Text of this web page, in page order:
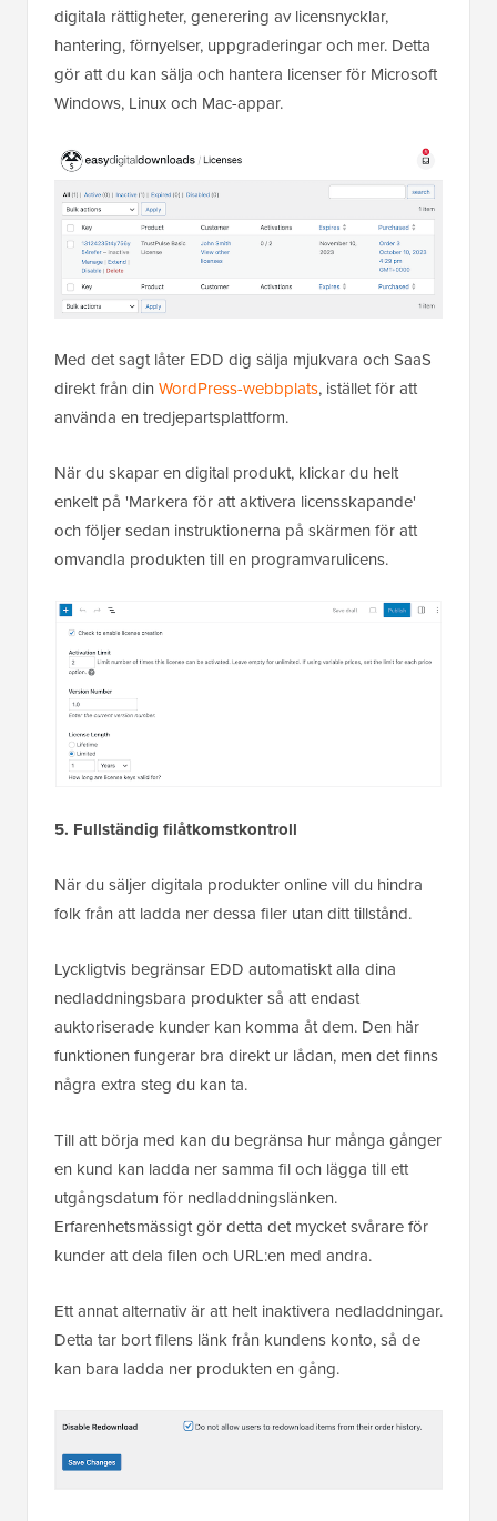
digitala rättigheter, generering av licensnycklar,
hantering, förnyelser, uppgraderingar och mer. Detta
gör att du kan sälja och hantera licenser för Microsoft
Windows, Linux och Mac-appar.
Med det sagt låter EDD dig sälja mjukvara och SaaS
direkt från din WordPress-webbplats, istället för att
använda en tredjepartsplattform.
När du skapar en digital produkt, klickar du helt
enkelt på 'Markera för att aktivera licensskapande'
och följer sedan instruktionerna på skärmen för att
omvandla produkten till en programvarulicens.
5. Fullständig filåtkomstkontroll
När du säljer digitala produkter online vill du hindra
folk från att ladda ner dessa filer utan ditt tillstånd.
Lyckligtvis begränsar EDD automatiskt alla dina
nedladdningsbara produkter så att endast
auktoriserade kunder kan komma åt dem. Den här
funktionen fungerar bra direkt ur lådan, men det finns
några extra steg du kan ta.
Till att börja med kan du begränsa hur många gånger
en kund kan ladda ner samma fil och lägga till ett
utgångsdatum för nedladdningslänken.
Erfarenhetsmässigt gör detta det mycket svårare för
kunder att dela filen och URL:en med andra.
Ett annat alternativ är att helt inaktivera nedladdningar.
Detta tar bort filens länk från kundens konto, så de
kan bara ladda ner produkten en gång.